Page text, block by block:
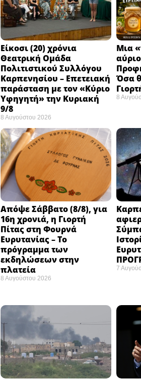
Eίκοσι (20) χρόνια
Θεατρική Ομάδα
Πολιτιστικού Συλλόγου
Καρπενησίου – Επετειακή
παράσταση με τον «Κύριο
Υφηγητή» την Κυριακή
9/8
8 Αυγούστου 2026
Μια
Όσα
8
Απόψε Σάββατο (8/8), για
16η χρονιά, η Γιορτή
Πίτας στη Φουρνά
Ευρυτανίας – Το
πρόγραμμα των
εκδηλώσεων στην
πλατεία
8 Αυγούστου 2026
7